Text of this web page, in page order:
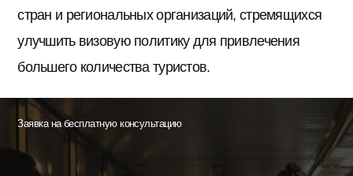
стран и региональных организаций, стремящихся
улучшить визовую политику для привлечения
большего количества туристов.
Заявка на бесплатную консультацию